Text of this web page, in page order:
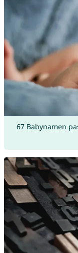
67 Babynamen